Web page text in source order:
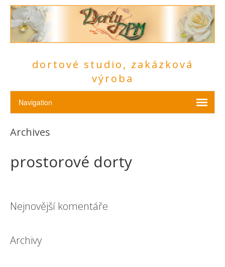
dortové studio, zakázková
výroba
Archives
prostorové dorty
Nejnovější komentáře
Archivy